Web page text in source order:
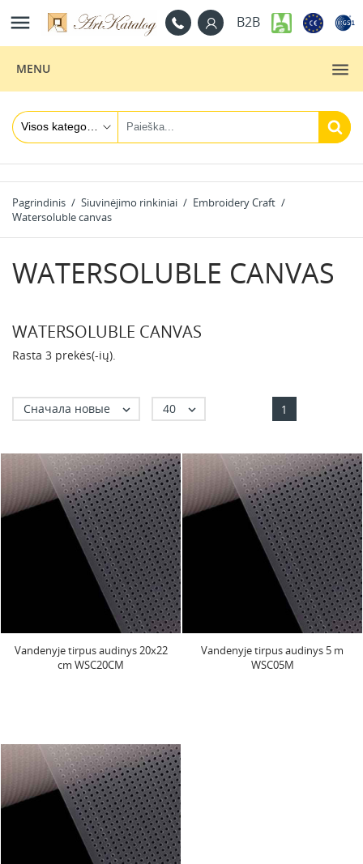
 B2B
MENU
Pagrindinis Siuvinėjimo rinkiniai
Embroidery Craft
Watersoluble canvas
WATERSOLUBLE CANVAS
WATERSOLUBLE CANVAS
Rasta 3 prekės(-ių).
Сначала новые  40  1
Vandenyje tirpus audinys 20x22
cm WSC20CM
Vandenyje tirpus audinys 5 m
WSC05M